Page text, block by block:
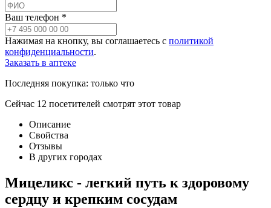
Ваш телефон *
Нажимая на кнопку, вы соглашаетесь с политикой
конфиденциальности.
Заказать в аптеке
Последняя покупка: только что
Сейчас 12 посетителей смотрят этот товар
Описание
Свойства
Отзывы
В других городах
Мицеликс - легкий путь к здоровому
сердцу и крепким сосудам